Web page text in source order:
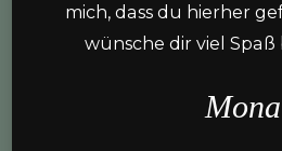
mich, dass du hierher
wünsche dir viel Spaß
Mona